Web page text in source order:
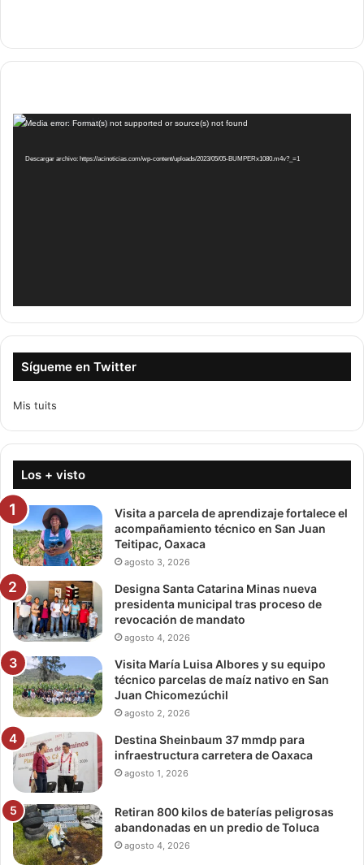
Reproductor
vídeo
Media error: Format(s) not supported or source(s) not found
Descargar archivo: https://acinoticias.com/wp-content/uploads/2023/05/05-BUMPERx1080.m4v?_=1
Sígueme en Twitter
Mis tuits
Los + visto
Visita a parcela de aprendizaje fortalece el
acompañamiento técnico en San Juan
Teitipac, Oaxaca
agosto 3, 2026
Designa Santa Catarina Minas nueva
presidenta municipal tras proceso de
revocación de mandato
agosto 4, 2026
Visita María Luisa Albores y su equipo
técnico parcelas de maíz nativo en San
Juan Chicomezúchil
agosto 2, 2026
Destina Sheinbaum 37 mmdp para
infraestructura carretera de Oaxaca
agosto 1, 2026
Retiran 800 kilos de baterías peligrosas
abandonadas en un predio de Toluca
agosto 4, 2026